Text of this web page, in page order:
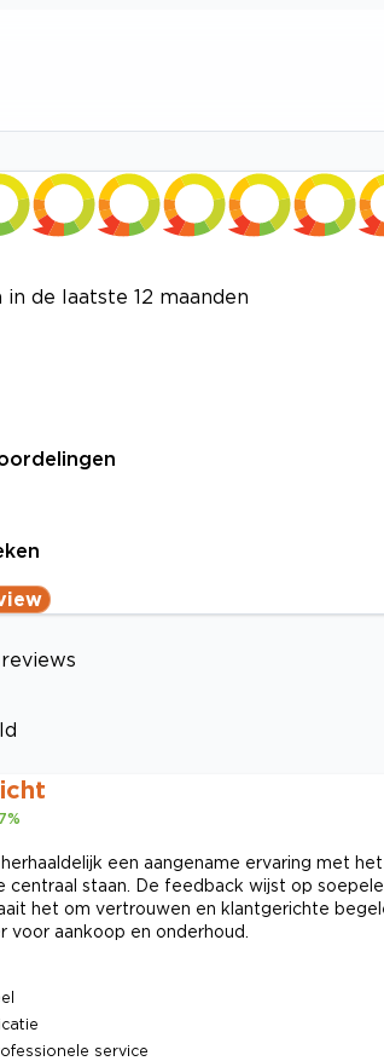
in de laatste 12 maanden
%
een aangename ervaring met
centraal staan. De feedback wijst op
het om vertrouwen en klantgerichte
voor aankoop en onderhoud.
service